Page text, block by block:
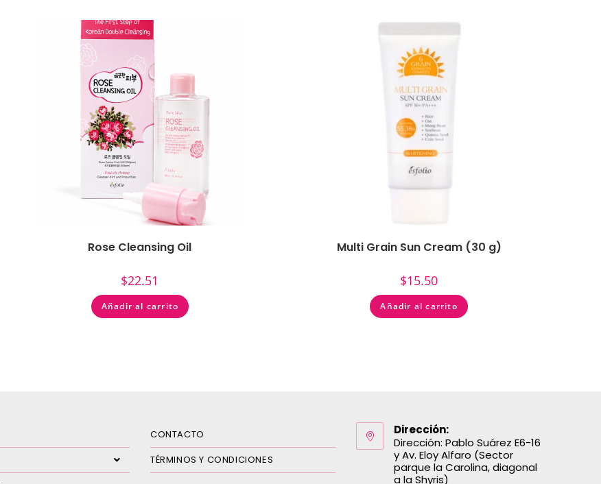
Rose Cleansing Oil
$22.51
Añadir al carrito
Multi Grain Sun Cream (30 g)
$15.50
Añadir al carrito
CONTACTO
TÉRMINOS Y CONDICIONES
Dirección:
Dirección: Pablo Suárez E6-16
y Av. Eloy Alfaro (Sector
parque la Carolina, diagonal
a la Shyris)